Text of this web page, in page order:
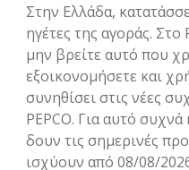
Στην Ελλάδα,
ηγέτες της αγοράς. Στο
μην βρείτε αυτό που
εξοικονομήσετε και
συνηθίσει στις νέες
PEPCO. Για αυτό
δουν τις σημερινές
ισχύουν από 08/08/